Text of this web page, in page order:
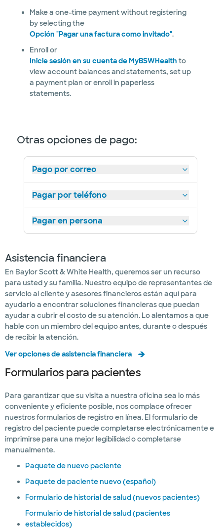
Make a one-time payment without registering
by selecting the
Opción "Pagar una factura como invitado".
Enroll or
Inicie sesión en su cuenta de MyBSWHealth to
view account balances and statements, set up
a payment plan or enroll in paperless
statements.
Otras opciones de pago:
Pago por correo
Pagar por teléfono
Pagar en persona
Asistencia financiera
En Baylor Scott & White Health, queremos ser un recurso
para usted y su familia. Nuestro equipo de representantes de
servicio al cliente y asesores financieros están aquí para
ayudarlo a encontrar soluciones financieras que puedan
ayudar a cubrir el costo de su atención. Lo alentamos a que
hable con un miembro del equipo antes, durante o después
de recibir la atención.
Ver opciones de asistencia financiera
Formularios para pacientes
Para garantizar que su visita a nuestra oficina sea lo más
conveniente y eficiente posible, nos complace ofrecer
nuestros formularios de registro en línea. El formulario de
registro del paciente puede completarse electrónicamente e
imprimirse para una mejor legibilidad o completarse
manualmente.
Paquete de nuevo paciente
Paquete de paciente nuevo (español)
Formulario de historial de salud (nuevos pacientes)
Formulario de historial de salud (pacientes
establecidos)